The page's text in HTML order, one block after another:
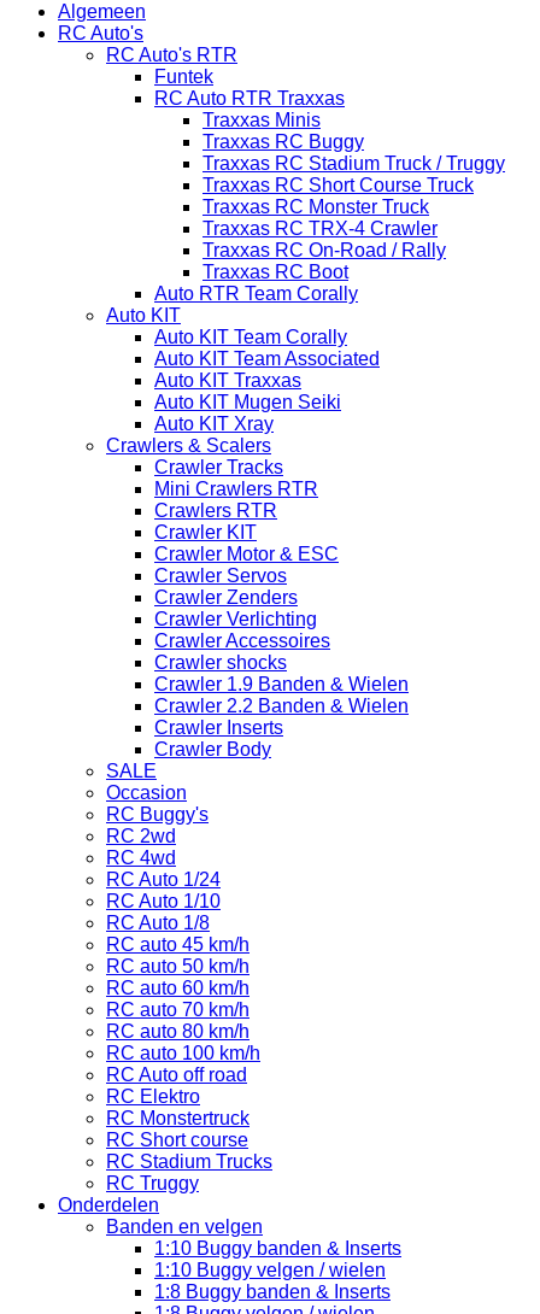
Algemeen
RC Auto's
RC Auto's RTR
Funtek
RC Auto RTR Traxxas
Traxxas Minis
Traxxas RC Buggy
Traxxas RC Stadium Truck / Truggy
Traxxas RC Short Course Truck
Traxxas RC Monster Truck
Traxxas RC TRX-4 Crawler
Traxxas RC On-Road / Rally
Traxxas RC Boot
Auto RTR Team Corally
Auto KIT
Auto KIT Team Corally
Auto KIT Team Associated
Auto KIT Traxxas
Auto KIT Mugen Seiki
Auto KIT Xray
Crawlers & Scalers
Crawler Tracks
Mini Crawlers RTR
Crawlers RTR
Crawler KIT
Crawler Motor & ESC
Crawler Servos
Crawler Zenders
Crawler Verlichting
Crawler Accessoires
Crawler shocks
Crawler 1.9 Banden & Wielen
Crawler 2.2 Banden & Wielen
Crawler Inserts
Crawler Body
SALE
Occasion
RC Buggy's
RC 2wd
RC 4wd
RC Auto 1/24
RC Auto 1/10
RC Auto 1/8
RC auto 45 km/h
RC auto 50 km/h
RC auto 60 km/h
RC auto 70 km/h
RC auto 80 km/h
RC auto 100 km/h
RC Auto off road
RC Elektro
RC Monstertruck
RC Short course
RC Stadium Trucks
RC Truggy
Onderdelen
Banden en velgen
1:10 Buggy banden & Inserts
1:10 Buggy velgen / wielen
1:8 Buggy banden & Inserts